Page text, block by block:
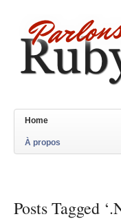
Home
À propos
Posts Tagged